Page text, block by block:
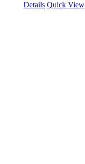
Details Quick View